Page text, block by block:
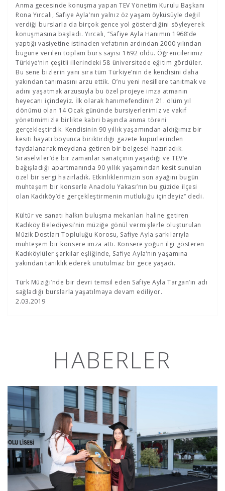
Anma gecesinde konuşma yapan TEV Yönetim Kurulu Başkanı
Rona Yırcalı, Safiye Ayla’nın yalnız öz yaşam öyküsüyle değil
verdiği burslarla da birçok gence yol gösterdiğini söyleyerek
konuşmasına başladı. Yırcalı, ‘’Safiye Ayla Hanımın 1968’de
yaptığı vasiyetine istinaden vefatının ardından 2000 yılından
bugüne verilen toplam burs sayısı 1692 oldu. Öğrencilerimiz
Türkiye’nin çeşitli illerindeki 58 üniversitede eğitim gördüler.
Bu sene bizlerin yanı sıra tüm Türkiye’nin de kendisini daha
yakından tanımasını arzu ettik. O’nu yeni nesillere tanıtmak ve
adını yaşatmak arzusuyla bu özel projeye imza atmanın
heyecanı içindeyiz. İlk olarak hanımefendinin 21. ölüm yıl
dönümü olan 14 Ocak gününde bursiyerlerimiz ve vakıf
yönetimimizle birlikte kabri başında anma töreni
gerçekleştirdik. Kendisinin 90 yıllık yaşamından aldığımız bir
kesiti hayatı boyunca biriktirdiği gazete kupürlerinden
faydalanarak meydana getiren bir belgesel hazırladık.
Sıraselviler’de bir zamanlar sanatçının yaşadığı ve TEV’e
bağışladığı apartmanında 90 yıllık yaşamından kesit sunulan
özel bir sergi hazırladık. Etkinliklerimizin son ayağını bugün
muhteşem bir konserle Anadolu Yakası’nın bu güzide ilçesi
olan Kadıköy’de gerçekleştirmenin mutluluğu içindeyiz‘’ dedi.
Kültür ve sanatı halkın buluşma mekanları haline getiren
Kadıköy Belediyesi’nin müziğe gönül vermişlerle oluşturulan
Müzik Dostları Topluluğu Korosu, Safiye Ayla şarkılarıyla
muhteşem bir konsere imza attı. Konsere yoğun ilgi gösteren
Kadıköylüler şarkılar eşliğinde, Safiye Ayla’nın yaşamına
yakından tanıklık ederek unutulmaz bir gece yaşadı.
Türk Müziği’nde bir devri temsil eden Safiye Ayla Targan’ın adı
sağladığı burslarla yaşatılmaya devam ediliyor.
2.03.2019
HABERLER